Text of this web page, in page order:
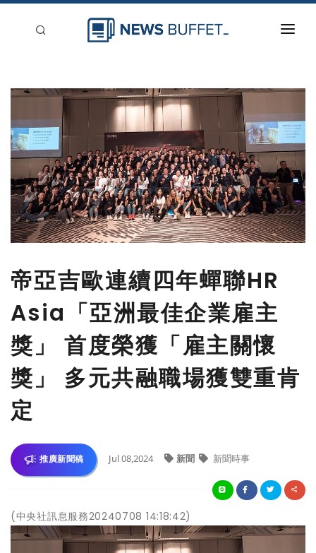
新聞稿分類
刊登
帝亞吉歐連續四年蟬聯HR
Asia「亞洲最佳企業雇主
獎」 首度榮獲「雇主關懷
獎」 多元共融職場獲雙重肯
定
推廣新聞稿 Jul 08,2024 新聞 新聞時事
(中央社訊息服務20240708 14:18:42)